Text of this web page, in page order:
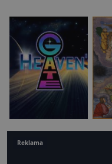
Reklama